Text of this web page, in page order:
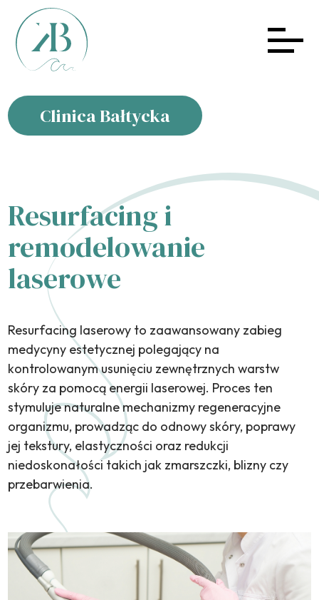
Clinica Bałtycka
Resurfacing i
remodelowanie
laserowe
Resurfacing laserowy to zaawansowany zabieg
medycyny estetycznej polegający na
kontrolowanym usunięciu zewnętrznych warstw
skóry za pomocą energii laserowej. Proces ten
stymuluje naturalne mechanizmy regeneracyjne
organizmu, prowadząc do odnowy skóry, poprawy
jej tekstury, elastyczności oraz redukcji
niedoskonałości takich jak zmarszczki, blizny czy
przebarwienia.